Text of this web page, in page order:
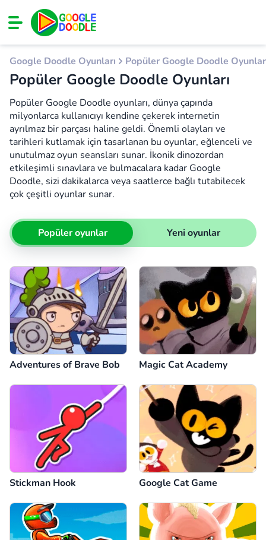
Google Doodle Oyunları Popüler Google Doodle
Popüler Google Doodle Oyunları
Popüler Google Doodle oyunları, dünya çapında
milyonlarca kullanıcıyı kendine çekerek internetin
ayrılmaz bir parçası haline geldi. Önemli olayları ve
tarihleri kutlamak için tasarlanan bu oyunlar, eğlenceli ve
unutulmaz oyun seansları sunar. İkonik dinozordan
etkileşimli sınavlara ve bulmacalara kadar Google
Doodle, sizi dakikalarca veya saatlerce bağlı tutabilecek
çok çeşitli oyunlar sunar.
Popüler oyunlar Yeni oyunlar
Adventures of Brave Bob Magic Cat Academy
Stickman Hook Google Cat Game